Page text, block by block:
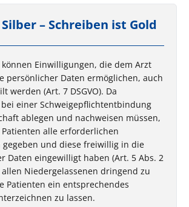
– Schreiben ist Gold
Einwilligungen, die dem Arzt
persönlicher Daten ermöglichen, auch
werden (Art. 7 DSGVO). Da
einer Schweigepflichtentbindung
ablegen und nachweisen müssen,
alle erforderlichen
und diese freiwillig in die
Daten eingewilligt haben (Art. 5 Abs. 2
allen Niedergelassenen dringend zu
Patienten ein entsprechendes
zu lassen.